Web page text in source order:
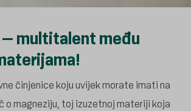
multitalent među
činjenice koju uvijek morate imati na
o magneziju, toj izuzetnoj materiji koja